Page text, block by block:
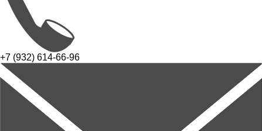
+7 (932) 614-66-96